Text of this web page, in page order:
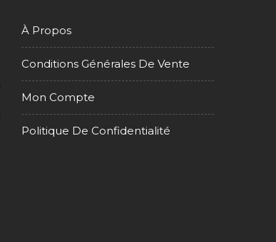
À Propos
Conditions Générales De Vente
Mon Compte
Politique De Confidentialité